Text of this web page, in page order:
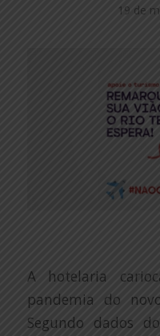
19 de
A hotelaria
pandemia do
Segundo dados